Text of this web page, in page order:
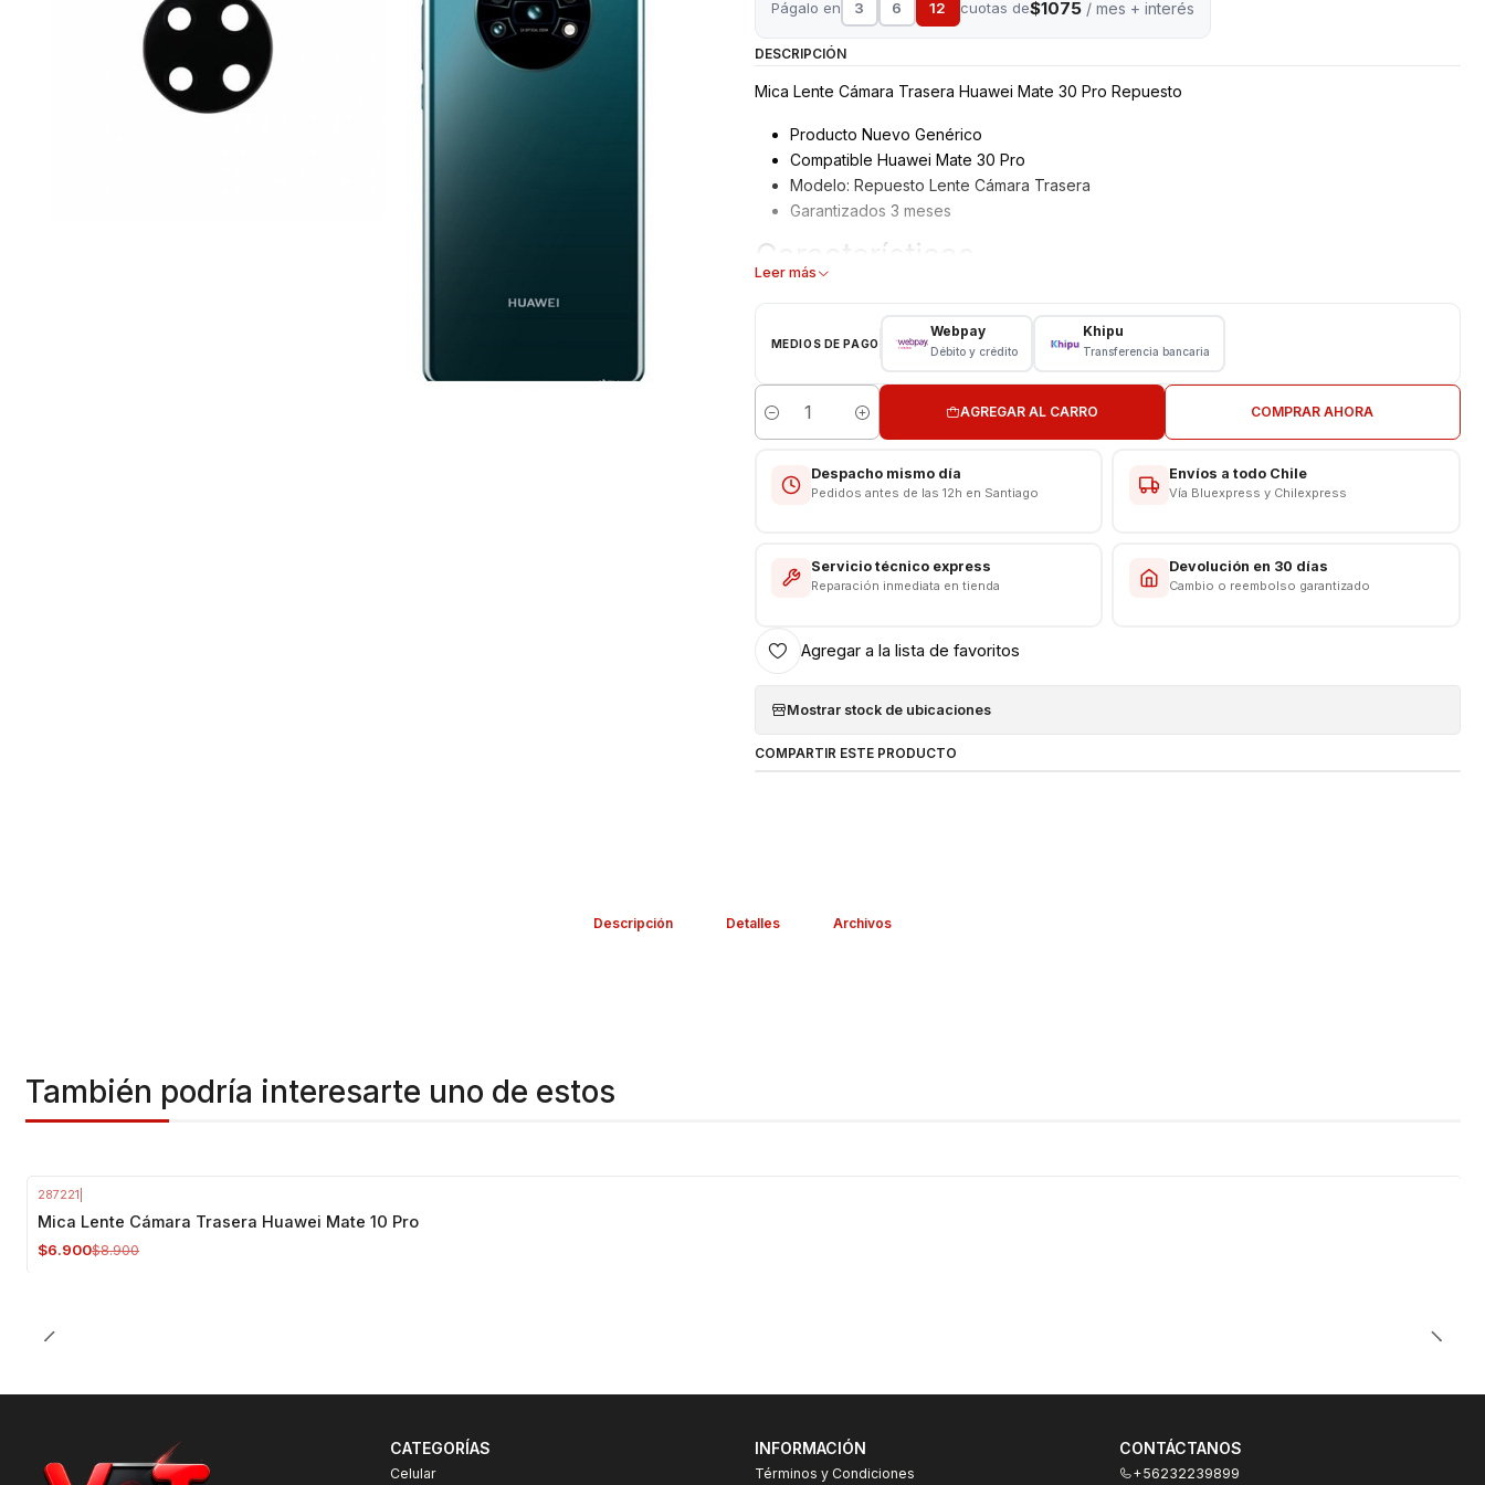
Págalo en 3 6 12 cuotas de$1075/ mes + interés
DESCRIPCIÓN
Mica Lente Cámara Trasera Huawei Mate 30 Pro Repuesto
Producto Nuevo Genérico
Compatible Huawei Mate 30 Pro
Modelo: Repuesto Lente Cámara Trasera
Garantizados 3 meses
Características
Modelo: Mate 30 Pro
VALOR NO INCLUYE INSTALACION EN TIENDA
Respaldo VENTAS ELECTRONICAS
Leer más
MEDIOS DE PAGO
Webpay
Débito y crédito
Khipu
Transferencia bancaria
Cantidad
AGREGAR AL CARRO COMPRAR AHORA
Despacho mismo día
Pedidos antes de las 12h en Santiago
Envíos a todo Chile
Vía Bluexpress y Chilexpress
Servicio técnico express
Reparación inmediata en tienda
Devolución en 30 días
Cambio o reembolso garantizado
Agregar a la lista de favoritos
Mostrar stock de ubicaciones
COMPARTIR ESTE PRODUCTO
Descripción Detalles Archivos
También podría interesarte uno de estos
287221
Mica Lente Cámara Trasera Huawei Mate 10 Pro
$6.900$8.900
CATEGORÍAS
Celular
INFORMACIÓN
Términos y Condiciones
CONTÁCTANOS
+56232239899